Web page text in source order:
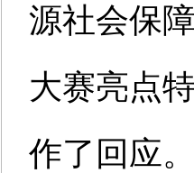
源社会保
大赛亮点
作了回应。